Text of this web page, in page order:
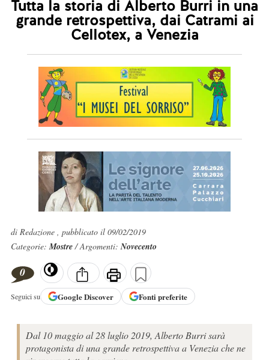
Tutta la storia di Alberto Burri in una
grande retrospettiva, dai Catrami ai
Cellotex, a Venezia
di Redazione , pubblicato il 09/02/2019
Categorie:Mostre/ Argomenti:Novecento
0
Seguici su GoogleDiscover Fonti preferite
Dal 10 maggio al 28 luglio 2019, Alberto Burri sarà
protagonista di una grande retrospettiva a Venezia che ne